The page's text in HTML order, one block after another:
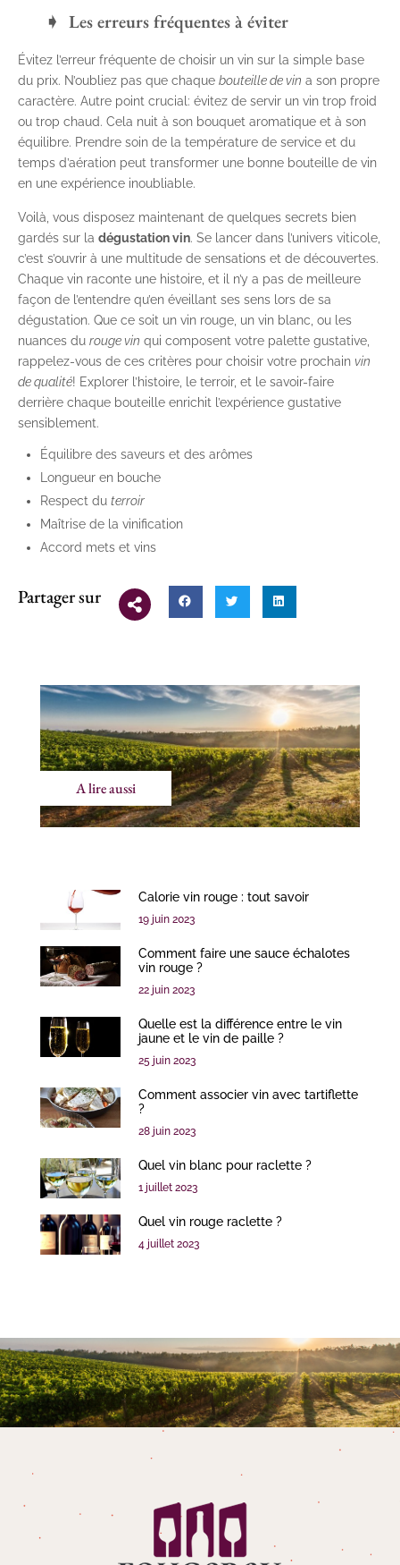
Les erreurs fréquentes à éviter
Évitez l’erreur fréquente de choisir un vin sur la simple base
du prix. N’oubliez pas que chaque bouteille de vin a son propre
caractère. Autre point crucial: évitez de servir un vin trop froid
ou trop chaud. Cela nuit à son bouquet aromatique et à son
équilibre. Prendre soin de la température de service et du
temps d’aération peut transformer une bonne bouteille de vin
en une expérience inoubliable.
Voilà, vous disposez maintenant de quelques secrets bien
gardés sur la dégustation vin. Se lancer dans l’univers viticole,
c’est s’ouvrir à une multitude de sensations et de découvertes.
Chaque vin raconte une histoire, et il n’y a pas de meilleure
façon de l’entendre qu’en éveillant ses sens lors de sa
dégustation. Que ce soit un vin rouge, un vin blanc, ou les
nuances du rouge vin qui composent votre palette gustative,
rappelez-vous de ces critères pour choisir votre prochain vin
de qualité! Explorer l’histoire, le terroir, et le savoir-faire
derrière chaque bouteille enrichit l’expérience gustative
sensiblement.
Équilibre des saveurs et des arômes
Longueur en bouche
Respect du terroir
Maîtrise de la vinification
Accord mets et vins
Partager sur
A lire aussi
Calorie vin rouge : tout savoir
19 juin 2023
Comment faire une sauce échalotes
vin rouge ?
22 juin 2023
Quelle est la différence entre le vin
jaune et le vin de paille ?
25 juin 2023
Comment associer vin avec tartiflette
?
28 juin 2023
Quel vin blanc pour raclette ?
1 juillet 2023
Quel vin rouge raclette ?
4 juillet 2023